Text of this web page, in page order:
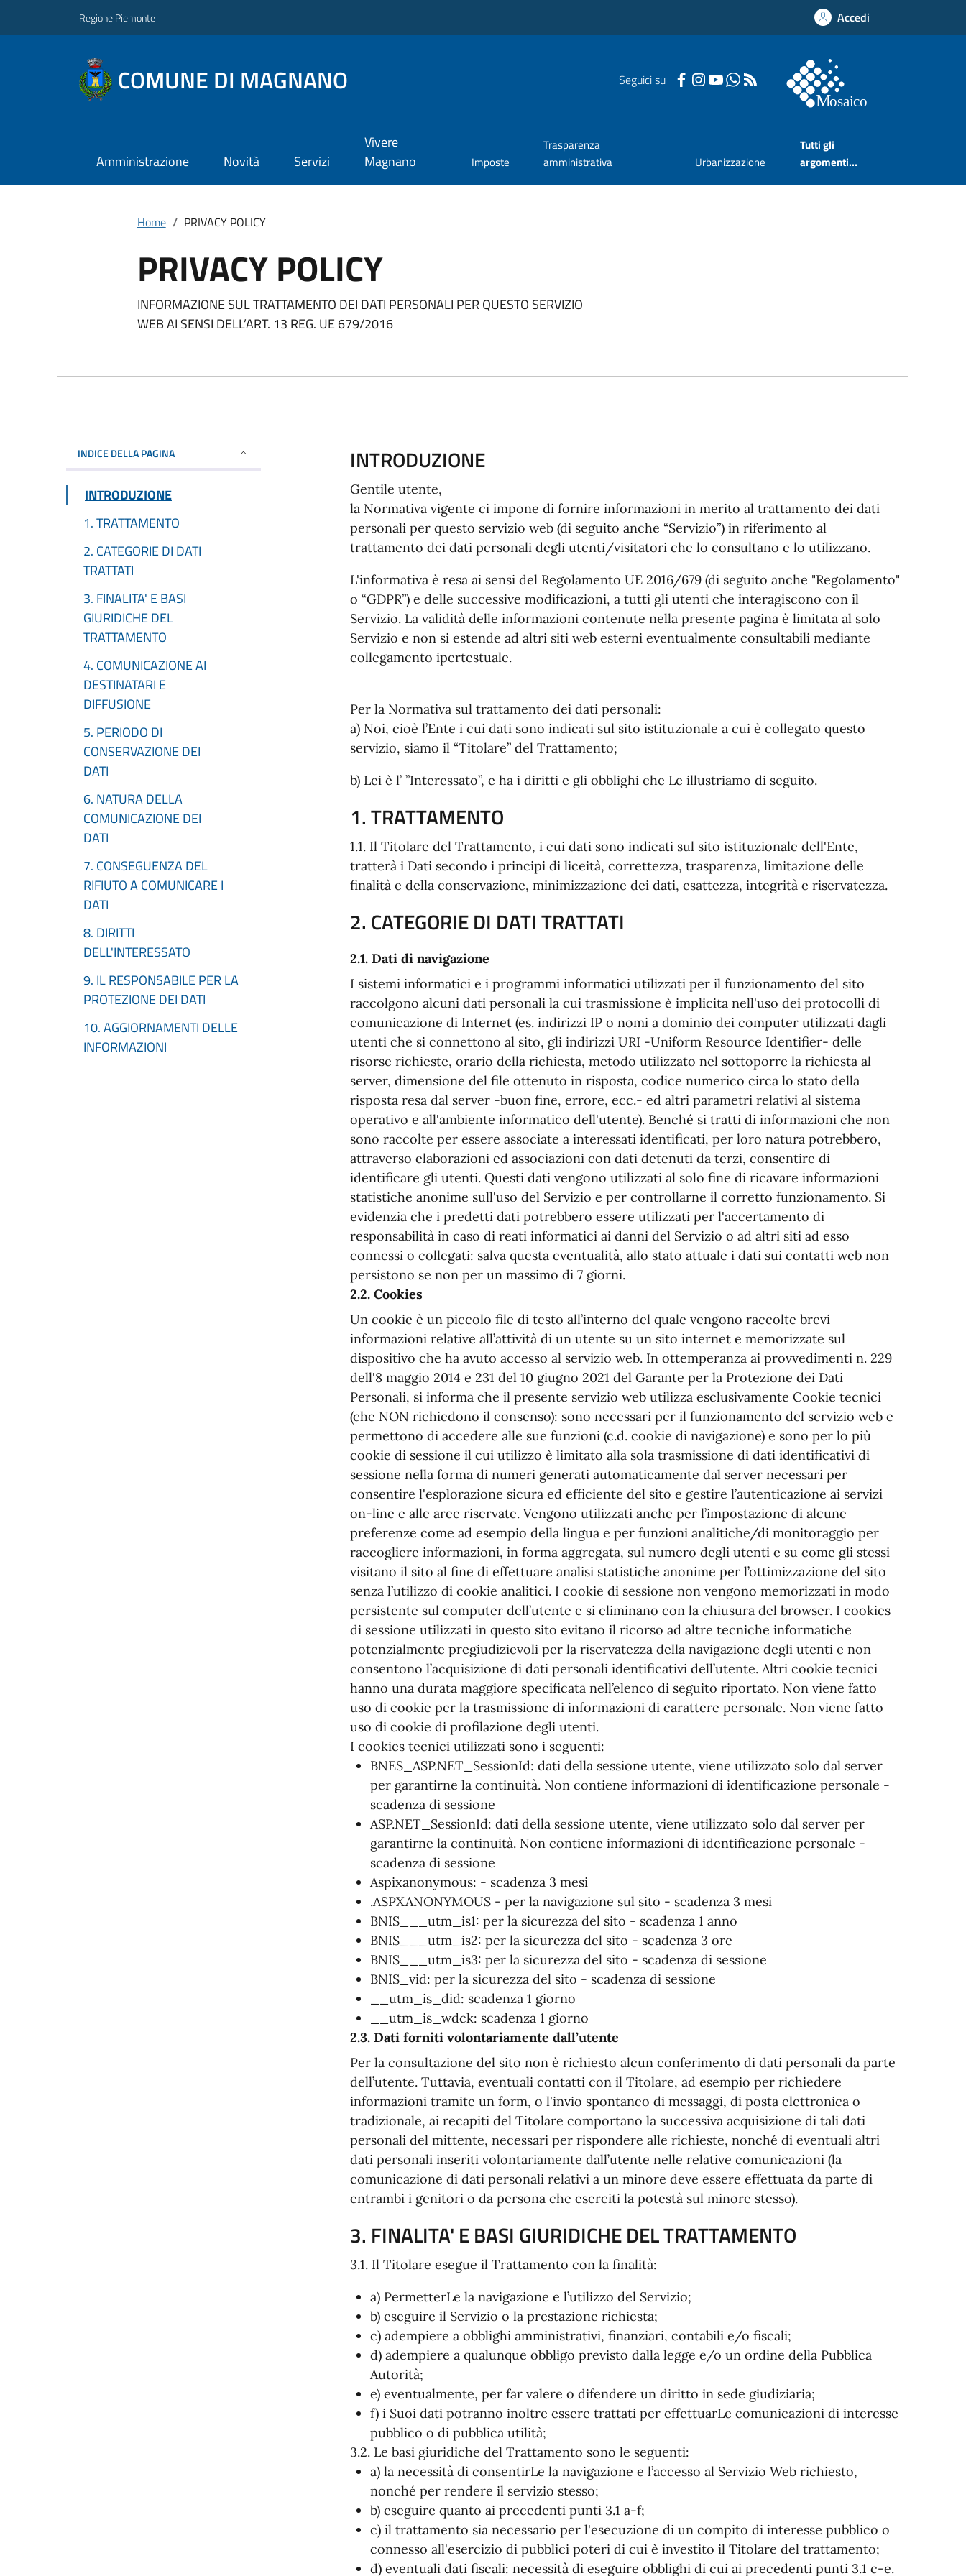
Regione Piemonte Accedi
COMUNE DI MAGNANO Seguici su
Amministrazione Novità Servizi
Vivere
Magnano
Imposte
Trasparenza
amministrativa
Urbanizzazione
Tutti gli
argomenti...
Home PRIVACY POLICY
PRIVACY POLICY
INFORMAZIONE SUL TRATTAMENTO DEI DATI PERSONALI PER QUESTO SERVIZIO
WEB AI SENSI DELL’ART. 13 REG. UE 679/2016
INDICE DELLA PAGINA
INTRODUZIONE
1. TRATTAMENTO
2. CATEGORIE DI DATI
TRATTATI
3. FINALITA' E BASI
GIURIDICHE DEL
TRATTAMENTO
4. COMUNICAZIONE AI
DESTINATARI E
DIFFUSIONE
5. PERIODO DI
CONSERVAZIONE DEI
DATI
6. NATURA DELLA
COMUNICAZIONE DEI
DATI
7. CONSEGUENZA DEL
RIFIUTO A COMUNICARE I
DATI
8. DIRITTI
DELL'INTERESSATO
9. IL RESPONSABILE PER LA
PROTEZIONE DEI DATI
10. AGGIORNAMENTI DELLE
INFORMAZIONI
INTRODUZIONE
Gentile utente,
la Normativa vigente ci impone di fornire informazioni in merito al trattamento dei dati
personali per questo servizio web (di seguito anche “Servizio”) in riferimento al
trattamento dei dati personali degli utenti/visitatori che lo consultano e lo utilizzano.
L'informativa è resa ai sensi del Regolamento UE 2016/679 (di seguito anche "Regolamento"
o “GDPR”) e delle successive modificazioni, a tutti gli utenti che interagiscono con il
Servizio. La validità delle informazioni contenute nella presente pagina è limitata al solo
Servizio e non si estende ad altri siti web esterni eventualmente consultabili mediante
collegamento ipertestuale.
Per la Normativa sul trattamento dei dati personali:
a) Noi, cioè l’Ente i cui dati sono indicati sul sito istituzionale a cui è collegato questo
servizio, siamo il “Titolare” del Trattamento;
b) Lei è l’ ”Interessato”, e ha i diritti e gli obblighi che Le illustriamo di seguito.
1. TRATTAMENTO
1.1. Il Titolare del Trattamento, i cui dati sono indicati sul sito istituzionale dell'Ente,
tratterà i Dati secondo i principi di liceità, correttezza, trasparenza, limitazione delle
finalità e della conservazione, minimizzazione dei dati, esattezza, integrità e riservatezza.
2. CATEGORIE DI DATI TRATTATI
2.1. Dati di navigazione
I sistemi informatici e i programmi informatici utilizzati per il funzionamento del sito
raccolgono alcuni dati personali la cui trasmissione è implicita nell'uso dei protocolli di
comunicazione di Internet (es. indirizzi IP o nomi a dominio dei computer utilizzati dagli
utenti che si connettono al sito, gli indirizzi URI -Uniform Resource Identifier- delle
risorse richieste, orario della richiesta, metodo utilizzato nel sottoporre la richiesta al
server, dimensione del file ottenuto in risposta, codice numerico circa lo stato della
risposta resa dal server -buon fine, errore, ecc.- ed altri parametri relativi al sistema
operativo e all'ambiente informatico dell'utente). Benché si tratti di informazioni che non
sono raccolte per essere associate a interessati identificati, per loro natura potrebbero,
attraverso elaborazioni ed associazioni con dati detenuti da terzi, consentire di
identificare gli utenti. Questi dati vengono utilizzati al solo fine di ricavare informazioni
statistiche anonime sull'uso del Servizio e per controllarne il corretto funzionamento. Si
evidenzia che i predetti dati potrebbero essere utilizzati per l'accertamento di
responsabilità in caso di reati informatici ai danni del Servizio o ad altri siti ad esso
connessi o collegati: salva questa eventualità, allo stato attuale i dati sui contatti web non
persistono se non per un massimo di 7 giorni.
2.2. Cookies
Un cookie è un piccolo file di testo all’interno del quale vengono raccolte brevi
informazioni relative all’attività di un utente su un sito internet e memorizzate sul
dispositivo che ha avuto accesso al servizio web. In ottemperanza ai provvedimenti n. 229
dell'8 maggio 2014 e 231 del 10 giugno 2021 del Garante per la Protezione dei Dati
Personali, si informa che il presente servizio web utilizza esclusivamente Cookie tecnici
(che NON richiedono il consenso): sono necessari per il funzionamento del servizio web e
permettono di accedere alle sue funzioni (c.d. cookie di navigazione) e sono per lo più
cookie di sessione il cui utilizzo è limitato alla sola trasmissione di dati identificativi di
sessione nella forma di numeri generati automaticamente dal server necessari per
consentire l'esplorazione sicura ed efficiente del sito e gestire l’autenticazione ai servizi
on-line e alle aree riservate. Vengono utilizzati anche per l’impostazione di alcune
preferenze come ad esempio della lingua e per funzioni analitiche/di monitoraggio per
raccogliere informazioni, in forma aggregata, sul numero degli utenti e su come gli stessi
visitano il sito al fine di effettuare analisi statistiche anonime per l’ottimizzazione del sito
senza l’utilizzo di cookie analitici. I cookie di sessione non vengono memorizzati in modo
persistente sul computer dell’utente e si eliminano con la chiusura del browser. I cookies
di sessione utilizzati in questo sito evitano il ricorso ad altre tecniche informatiche
potenzialmente pregiudizievoli per la riservatezza della navigazione degli utenti e non
consentono l’acquisizione di dati personali identificativi dell’utente. Altri cookie tecnici
hanno una durata maggiore specificata nell’elenco di seguito riportato. Non viene fatto
uso di cookie per la trasmissione di informazioni di carattere personale. Non viene fatto
uso di cookie di profilazione degli utenti.
I cookies tecnici utilizzati sono i seguenti:
BNES_ASP.NET_SessionId: dati della sessione utente, viene utilizzato solo dal server
per garantirne la continuità. Non contiene informazioni di identificazione personale -
scadenza di sessione
ASP.NET_SessionId: dati della sessione utente, viene utilizzato solo dal server per
garantirne la continuità. Non contiene informazioni di identificazione personale -
scadenza di sessione
Aspixanonymous: - scadenza 3 mesi
.ASPXANONYMOUS - per la navigazione sul sito - scadenza 3 mesi
BNIS___utm_is1: per la sicurezza del sito - scadenza 1 anno
BNIS___utm_is2: per la sicurezza del sito - scadenza 3 ore
BNIS___utm_is3: per la sicurezza del sito - scadenza di sessione
BNIS_vid: per la sicurezza del sito - scadenza di sessione
__utm_is_did: scadenza 1 giorno
__utm_is_wdck: scadenza 1 giorno
2.3. Dati forniti volontariamente dall’utente
Per la consultazione del sito non è richiesto alcun conferimento di dati personali da parte
dell’utente. Tuttavia, eventuali contatti con il Titolare, ad esempio per richiedere
informazioni tramite un form, o l'invio spontaneo di messaggi, di posta elettronica o
tradizionale, ai recapiti del Titolare comportano la successiva acquisizione di tali dati
personali del mittente, necessari per rispondere alle richieste, nonché di eventuali altri
dati personali inseriti volontariamente dall’utente nelle relative comunicazioni (la
comunicazione di dati personali relativi a un minore deve essere effettuata da parte di
entrambi i genitori o da persona che eserciti la potestà sul minore stesso).
3. FINALITA' E BASI GIURIDICHE DEL TRATTAMENTO
3.1. Il Titolare esegue il Trattamento con la finalità:
a) PermetterLe la navigazione e l’utilizzo del Servizio;
b) eseguire il Servizio o la prestazione richiesta;
c) adempiere a obblighi amministrativi, finanziari, contabili e/o fiscali;
d) adempiere a qualunque obbligo previsto dalla legge e/o un ordine della Pubblica
Autorità;
e) eventualmente, per far valere o difendere un diritto in sede giudiziaria;
f) i Suoi dati potranno inoltre essere trattati per effettuarLe comunicazioni di interesse
pubblico o di pubblica utilità;
3.2. Le basi giuridiche del Trattamento sono le seguenti:
a) la necessità di consentirLe la navigazione e l’accesso al Servizio Web richiesto,
nonché per rendere il servizio stesso;
b) eseguire quanto ai precedenti punti 3.1 a-f;
c) il trattamento sia necessario per l'esecuzione di un compito di interesse pubblico o
connesso all'esercizio di pubblici poteri di cui è investito il Titolare del trattamento;
d) eventuali dati fiscali: necessità di eseguire obblighi di cui ai precedenti punti 3.1 c-e.